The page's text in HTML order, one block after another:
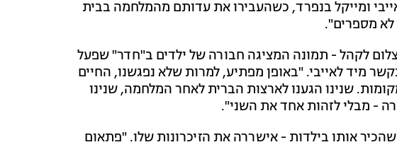
ומייקל בנפרד, כשהעבירו את עדותם מהמלחמה בבית
מספרים".
לקהל - תמונה המציגה חבורה של ילדים ב"חדר" שפעל
מיד לאייבי. "באופן מפתיע, למרות שלא נפגשנו, החיים
שנינו הגענו לארצות הברית לאחר המלחמה, שנינו
- מבלי לזהות אחד את השני".
אותו בילדות - אישררה את הזיכרונות שלו. "פתאום